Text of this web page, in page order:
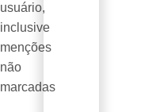
usuário,
inclusive
menções
não
marcadas